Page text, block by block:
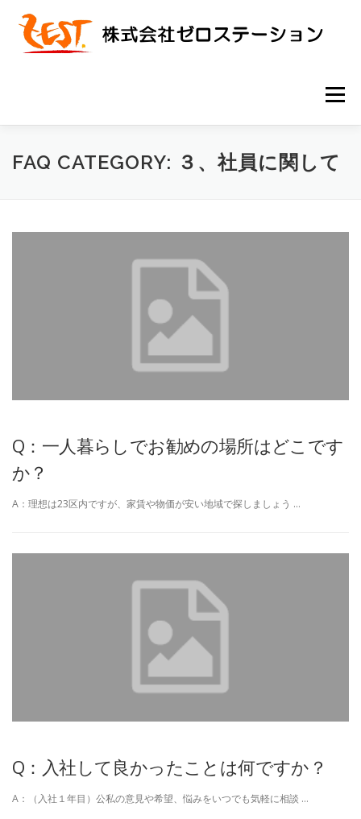
メニュー
ホーム 業務実績 会社概要 採用情報 FAQ
FAQ CATEGORY: ３、社員に関して
Q：一人暮らしでお勧めの場所はどこです
か？
A：理想は23区内ですが、家賃や物価が安い地域で探しましょう …
Q：入社して良かったことは何ですか？
A：（入社１年目）公私の意見や希望、悩みをいつでも気軽に相談 …